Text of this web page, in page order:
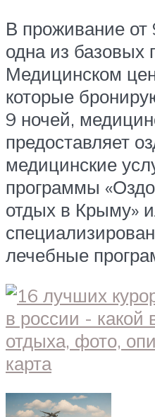
В проживание от
одна из базовых
Медицинском
которые
9 ночей,
предоставляет
медицинские
программы
отдых в Крыму»
лечебные